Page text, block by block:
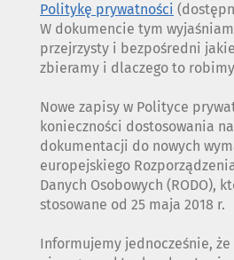
Politykę prywatności
W dokumencie tym
przejrzysty i bezpośredni
zbieramy i dlaczego to
Nowe zapisy w Polityce
konieczności dostosowania
dokumentacji do nowych
europejskiego
Danych Osobowych (RODO),
stosowane od 25 maja 2018 r.
Informujemy jednocześnie,